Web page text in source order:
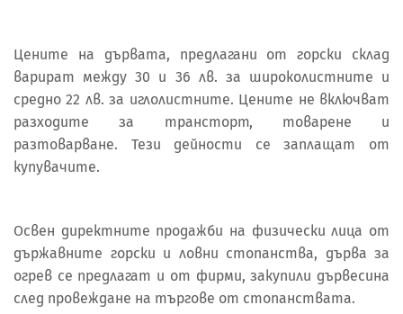
Цените на дървата, предлагани от горски склад
варират между 30 и 36 лв. за широколистните и
средно 22 лв. за иглолистните. Цените не включват
разходите за трансторт, товарене и
разтоварване. Тези дейности се заплащат от
купувачите.
Освен директните продажби на физически лица от
държавните горски и ловни стопанства, дърва за
огрев се предлагат и от фирми, закупили дървесина
след провеждане на търгове от стопанствата.